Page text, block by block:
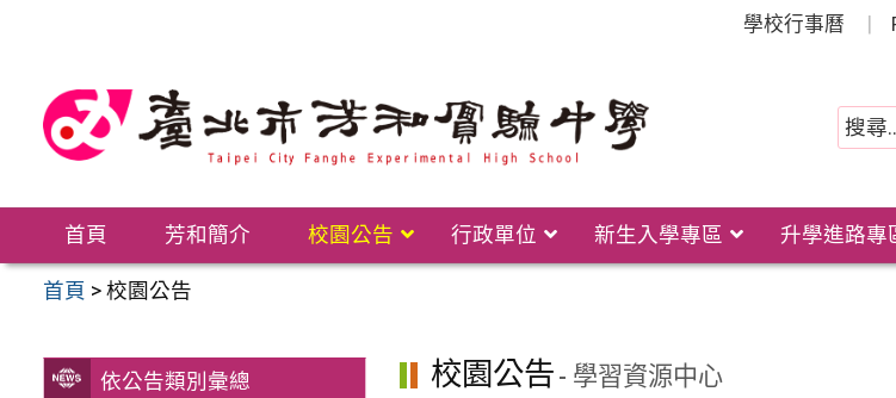
學校行事曆
首頁 芳和簡介 校園公告 行政單位 新生入學專區 升學進路專
首頁 >校園公告
依公告類別彙總 校園公告 - 學習資源中心